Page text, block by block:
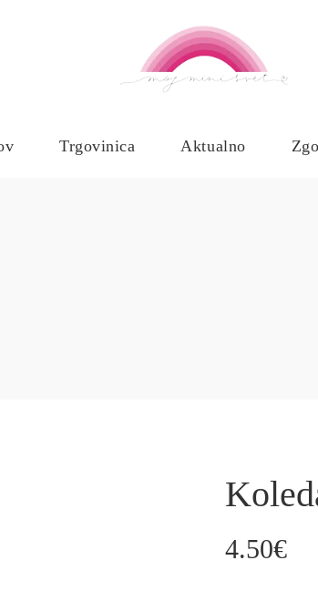
Trgovinica Aktualno
4.50€